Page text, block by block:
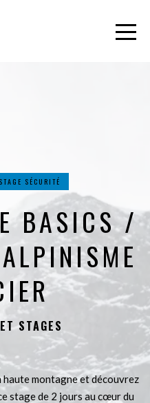
STAGE SÉCURITÉ
BASICS /
STAGES
haute montagne et découvrez
stage de 2 jours au cœur du